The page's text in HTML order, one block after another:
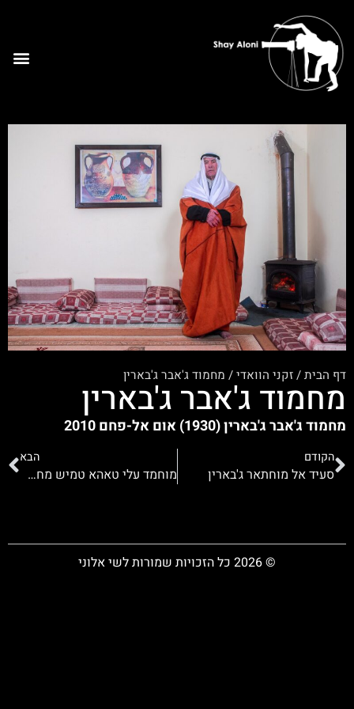
דף הבית/זקני הוואדי/ מחמוד ג'אבר ג'בארין
מחמוד ג'אבר ג'בארין
מחמוד ג'אבר ג'בארין (1930) אום אל-פחם 2010
הקודם
סעיד אל מוחתאר ג'בארין
הבא
מוחמד עלי טאהא טמיש מחאג'נה
© 2026 כל הזכויות שמורות לשי אלוני